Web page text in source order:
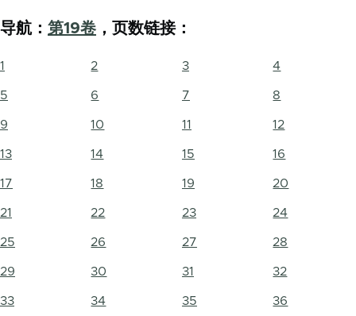
导航： 第19卷 ，页数链接：
1 2 3 4
5 6 7 8
9 10 11 12
13 14 15 16
17 18 19 20
21 22 23 24
25 26 27 28
29 30 31 32
33 34 35 36